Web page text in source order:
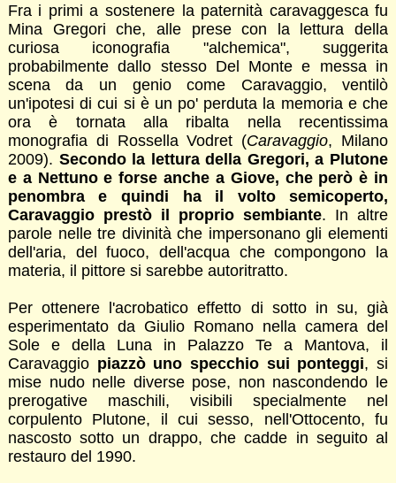
Fra i primi a sostenere la paternità caravaggesca fu
Mina Gregori che, alle prese con la lettura della
curiosa iconografia "alchemica", suggerita
probabilmente dallo stesso Del Monte e messa in
scena da un genio come Caravaggio, ventilò
un'ipotesi di cui si è un po' perduta la memoria e che
ora è tornata alla ribalta nella recentissima
monografia di Rossella Vodret (Caravaggio, Milano
2009). Secondo la lettura della Gregori, a Plutone
e a Nettuno e forse anche a Giove, che però è in
penombra e quindi ha il volto semicoperto,
Caravaggio prestò il proprio sembiante. In altre
parole nelle tre divinità che impersonano gli elementi
dell'aria, del fuoco, dell'acqua che compongono la
materia, il pittore si sarebbe autoritratto.
Per ottenere l'acrobatico effetto di sotto in su, già
esperimentato da Giulio Romano nella camera del
Sole e della Luna in Palazzo Te a Mantova, il
Caravaggio piazzò uno specchio sui ponteggi, si
mise nudo nelle diverse pose, non nascondendo le
prerogative maschili, visibili specialmente nel
corpulento Plutone, il cui sesso, nell'Ottocento, fu
nascosto sotto un drappo, che cadde in seguito al
restauro del 1990.